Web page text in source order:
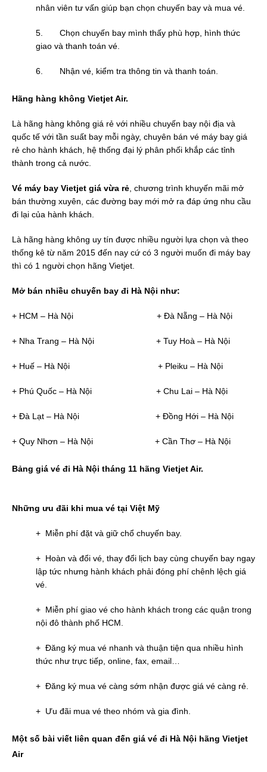
nhân viên tư vấn giúp bạn chọn chuyến bay và mua vé.
5. Chọn chuyến bay mình thấy phù hợp, hình thức
giao và thanh toán vé.
6. Nhận vé, kiểm tra thông tin và thanh toán.
Hãng hàng không Vietjet Air.
Là hãng hàng không giá rẻ với nhiều chuyến bay nội địa và
quốc tế với tần suất bay mỗi ngày, chuyên bán vé máy bay giá
rẻ cho hành khách, hệ thống đại lý phân phối khắp các tỉnh
thành trong cả nước.
Vé máy bay Vietjet giá vừa rẻ , chương trình khuyến mãi mở
bán thường xuyên, các đường bay mới mở ra đáp ứng nhu cầu
đi lại của hành khách.
Là hãng hàng không uy tín được nhiều người lựa chọn và theo
thống kê từ năm 2015 đến nay cứ có 3 người muốn đi máy bay
thì có 1 người chọn hãng Vietjet.
Mở bán nhiều chuyến bay đi Hà Nội như:
+ HCM – Hà Nội + Đà Nẵng – Hà Nội
+ Nha Trang – Hà Nội + Tuy Hoà – Hà Nội
+ Huế – Hà Nội + Pleiku – Hà Nội
+ Phú Quốc – Hà Nội + Chu Lai – Hà Nội
+ Đà Lạt – Hà Nội + Đồng Hới – Hà Nội
+ Quy Nhơn – Hà Nội + Cần Thơ – Hà Nội
Bảng giá vé đi Hà Nội tháng 11 hãng Vietjet Air.
Những ưu đãi khi mua vé tại Việt Mỹ
+ Miễn phí đặt và giữ chổ chuyến bay.
+ Hoàn và đổi vé, thay đổi lịch bay cùng chuyến bay ngay
lập tức nhưng hành khách phải đóng phí chênh lệch giá
vé.
+ Miễn phí giao vé cho hành khách trong các quận trong
nội đô thành phố HCM.
+ Đăng ký mua vé nhanh và thuận tiện qua nhiều hình
thức như trực tiếp, online, fax, email…
+ Đăng ký mua vé càng sớm nhận được giá vé càng rẻ.
+ Ưu đãi mua vé theo nhóm và gia đình.
Một số bài viết liên quan đến giá vé đi Hà Nội hãng Vietjet
Air